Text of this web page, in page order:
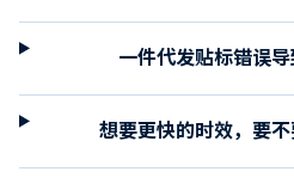
一件代发贴标错误导
想要更快的时效，要不